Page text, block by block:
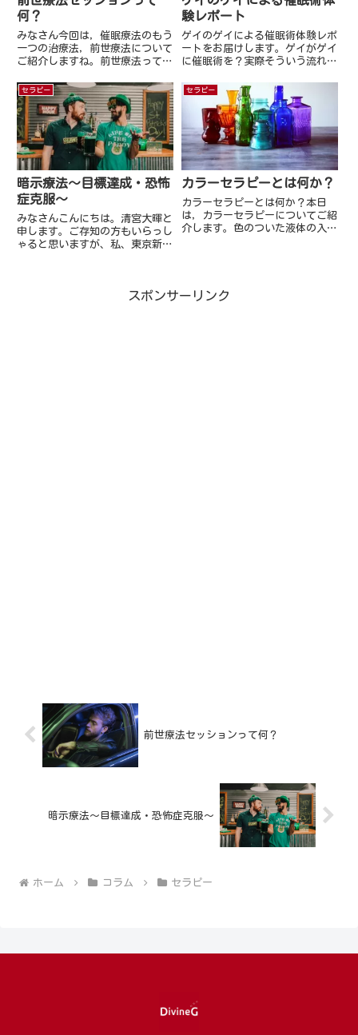
何？
みなさん今回は，催眠療法のもう
一つの治療法，前世療法について
ご紹介しますね。前世療法って，
ると思うんです。占いで言われた
ことがある，って人もいると思い
ます。前世って本当にあるの？ま
ずは「前世って本当にあるのか
よ...
験レポート
ゲイのゲイによる催眠術体験レポ
ートをお届けします。ゲイがゲイ
に催眠術を？実際そういう流れな
セラピー
暗示療法～目標達成・恐怖
症克服～
みなさんこんにちは。清宮大暉と
申します。ご存知の方もいらっし
ゃると思いますが、私、東京新宿
ります。少しでも気になることな
セラピー
カラーセラピーとは何か？
カラーセラピーとは何か？本日
は，カラーセラピーについてご紹
介します。色のついた液体の入っ
ーネットで紹介されているのを見
た...
スポンサーリンク
前世療法セッションって何？
暗示療法～目標達成・恐怖症克服～
ホーム コラム セラピー